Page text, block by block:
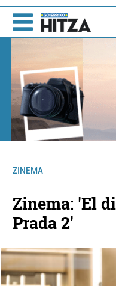
ZINEMA
Zinema: 'El
Prada 2'